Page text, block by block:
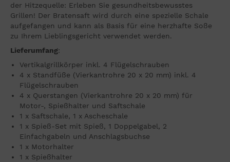
der Hitzequelle: Erleben Sie gesundheitsbewusstes
Grillen! Der Bratensaft wird durch eine spezielle Schale
aufgefangen und kann als Basis für eine herzhafte Soße
zu Ihrem Lieblingsgericht verwendet werden.
Lieferumfang:
Vertikalgrillkörper inkl. 4 Flügelschrauben
4 x Standfüße (Vierkantrohre 20 x 20 mm) inkl. 4
Flügelschrauben
4 x Querstangen (Vierkantrohre 20 x 20 mm) für
Motor-, Spießhalter und Saftschale
1 x Saftschale, 1 x Ascheschale
1 x Spieß-Set mit Spieß, 1 Doppelgabel, 2
Einfachgabeln und Anschlagsbuchse
1 x Motorhalter
1 x Spießhalter